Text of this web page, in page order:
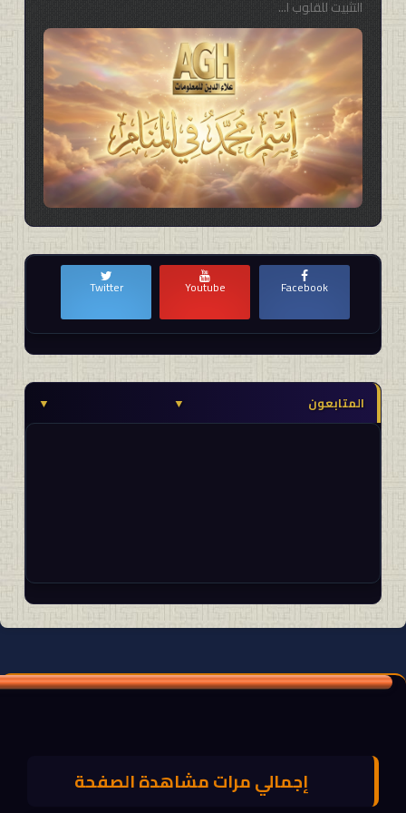
سفر وسياحة
التثبيت للقلوب ا...
Facebook
Youtube
Twitter
المتابعون ▼
▼
إجمالي مرات مشاهدة الصفحة